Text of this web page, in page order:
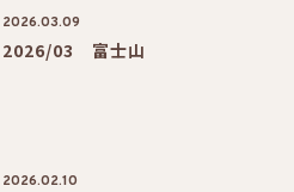
2026.03.09
2026/03 富士山
2026.02.10